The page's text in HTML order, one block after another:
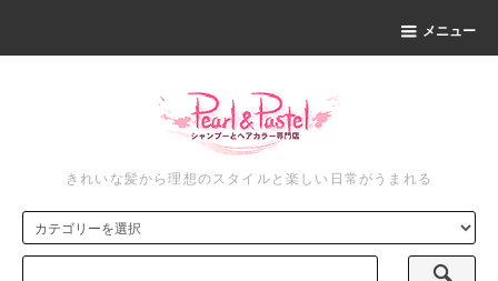
メニュー
きれいな髪から理想のスタイルと楽しい日常がうまれる